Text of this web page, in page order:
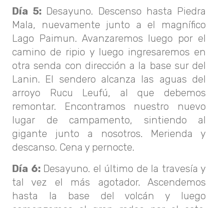
Día 5: Desayuno. Descenso hasta Piedra
Mala, nuevamente junto a el magnífico
Lago Paimun. Avanzaremos luego por el
camino de ripio y luego ingresaremos en
otra senda con dirección a la base sur del
Lanin. El sendero alcanza las aguas del
arroyo Rucu Leufú, al que debemos
remontar. Encontramos nuestro nuevo
lugar de campamento, sintiendo al
gigante junto a nosotros. Merienda y
descanso. Cena y pernocte.
Día 6: Desayuno. el último de la travesía y
tal vez el más agotador. Ascendemos
hasta la base del volcán y luego